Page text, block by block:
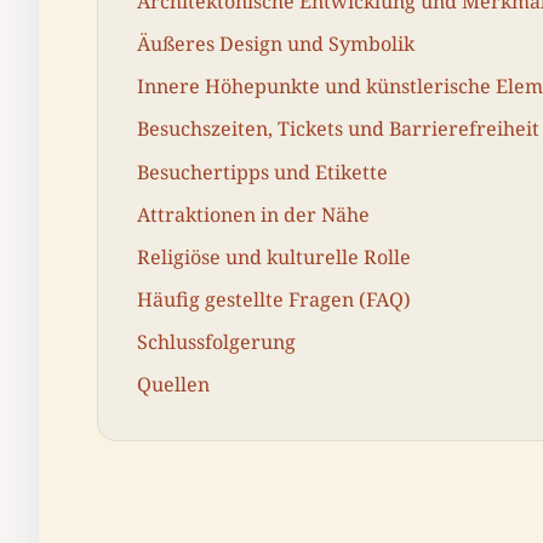
Äußeres Design und Symbolik
Innere Höhepunkte und künstlerische
Besuchszeiten, Tickets und Barrierefreiheit
Besuchertipps und Etikette
Attraktionen in der Nähe
Religiöse und kulturelle Rolle
Häufig gestellte Fragen (FAQ)
Schlussfolgerung
Quellen